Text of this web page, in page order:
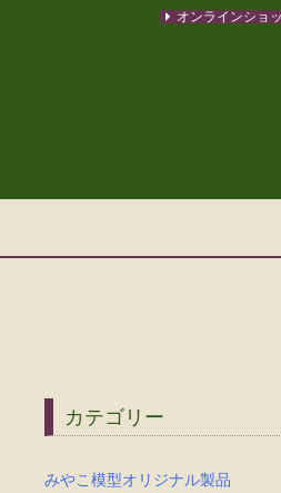
オンラインショ
カテゴリー
みやこ模型オリジナル製品